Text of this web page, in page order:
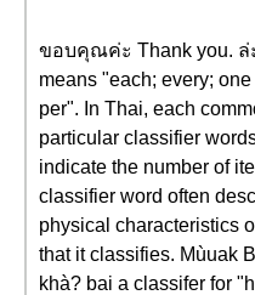
ขอบคุณค่ะ Thank you. ล่
means "each; every;
per". In Thai, each
particular classifier
indicate the number of
classifier word often
physical characteristics
that it classifies. Mùuak
khà? bai a classifer for